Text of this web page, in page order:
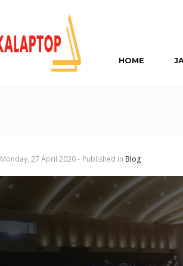
HOME
Monday, 27 April 2020 - Published in Blog